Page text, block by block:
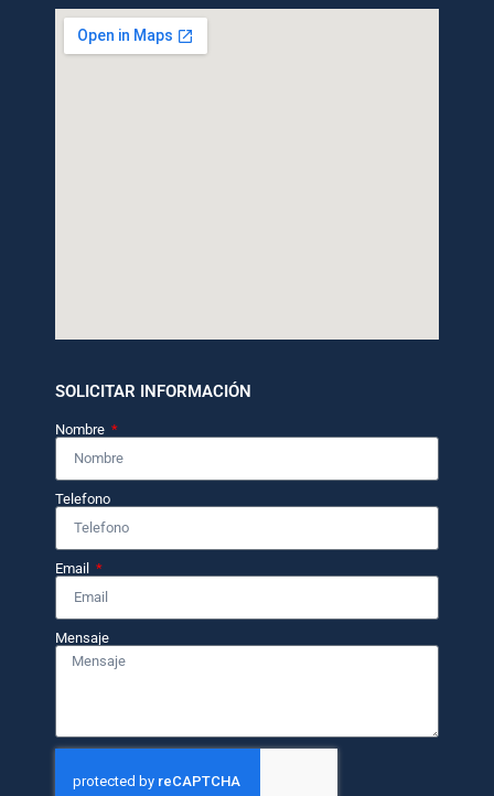
SOLICITAR INFORMACIÓN
Nombre
Telefono
Email
Mensaje